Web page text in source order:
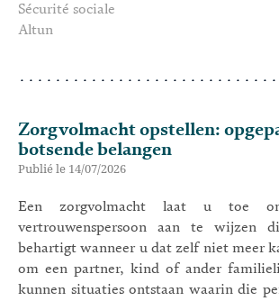
Sécurité sociale
Altun
Zorgvolmacht opstellen:
botsende belangen
Publié le 14/07/2026
Een zorgvolmacht laat u toe
vertrouwenspersoon aan te wijzen
behartigt wanneer u dat zelf niet meer
om een partner, kind of ander
kunnen situaties ontstaan waarin die